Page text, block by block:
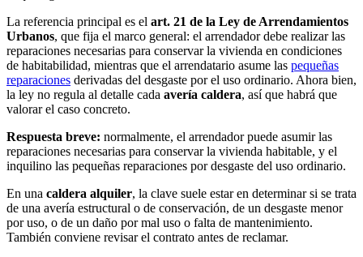
La referencia principal es el art. 21 de la Ley de Arrendamientos
Urbanos, que fija el marco general: el arrendador debe realizar las
reparaciones necesarias para conservar la vivienda en condiciones
de habitabilidad, mientras que el arrendatario asume las pequeñas
reparaciones derivadas del desgaste por el uso ordinario. Ahora bien,
la ley no regula al detalle cada avería caldera, así que habrá que
valorar el caso concreto.
Respuesta breve: normalmente, el arrendador puede asumir las
reparaciones necesarias para conservar la vivienda habitable, y el
inquilino las pequeñas reparaciones por desgaste del uso ordinario.
En una caldera alquiler, la clave suele estar en determinar si se trata
de una avería estructural o de conservación, de un desgaste menor
por uso, o de un daño por mal uso o falta de mantenimiento.
También conviene revisar el contrato antes de reclamar.